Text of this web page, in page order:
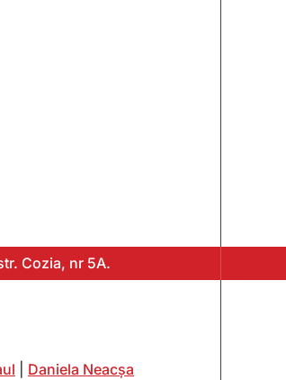
Cozia, nr 5A.
Daniela Neacșa